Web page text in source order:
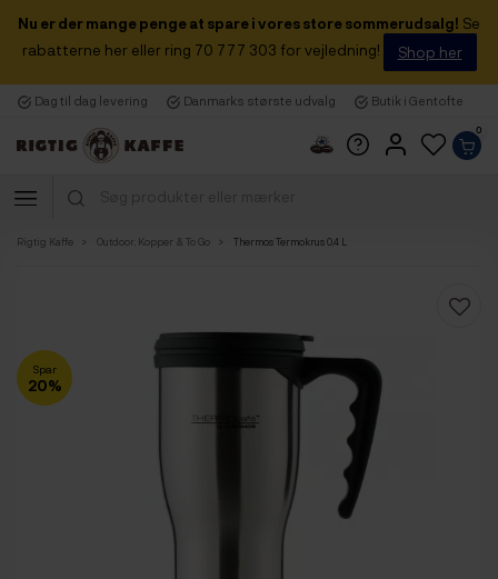
Nu er der mange penge at spare i vores store sommerudsalg! Se
rabatterne her eller ring 70 777 303 for vejledning!
Shop her
Dag til dag levering Danmarks største udvalg Butik i Gentofte
0
Rigtig Kaffe Outdoor, Kopper & To Go Thermos Termokrus 0,4 L
Spar
20%